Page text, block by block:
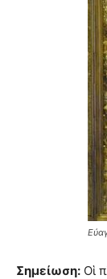
Σημείωση: Οἱ